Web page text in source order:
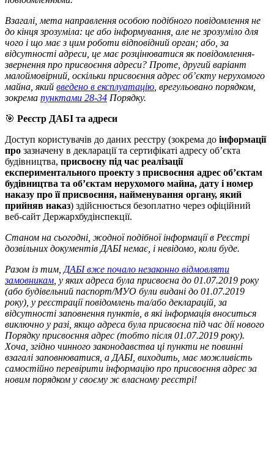
Взагалі, мета направлення особою подібного повідомлення не
до кінця зрозуміла: це або інформування, але не зрозуміло для
чого і що має з цим роботи відповідний орган; або, за
відсутності адреси, це має розцінюватися як повідомлення-
звернення про присвоєння адреси? Проте, другий варіант
малоймовірний, оскільки присвоєння адрес об’єкту нерухомого
майна, який введено в експлуатацію , врегульовано порядком,
зокрема пунктами 28-34 Порядку.
🎯 Реєстр ДАБІ та адреси
Доступ користувачів до даних реєстру (зокрема до інформації
про зазначену в декларації та сертифікаті адресу об’єкта
будівництва, присвоєну під час реалізації
експериментального проекту з присвоєння адрес об’єктам
будівництва та об’єктам нерухомого майна, дату і номер
наказу про її присвоєння, найменування органу, який
прийняв наказ) здійснюється безоплатно через офіційний
веб-сайт Держархбудінспекції.
Станом на сьогодні, жодної подібної інформації в Реєстрі
дозвільних документів ДАБІ немає, і невідомо, коли буде.
Разом із тим, ДАБІ вже почало незаконно відмовляти
замовникам , у яких адреса була присвоєна до 01.07.2019 року
(або будівельний паспорт/МУО були видані до 01.07.2019
року), у реєстрації повідомлень та/або декларацій, за
відсутності заповнення пунктів, в які інформація вноситься
виключно у разі, якщо адреса була присвоєна під час дії нового
Порядку присвоєння адрес (тобто після 01.07.2019 року).
Хоча, згідно чинного законодавства ці пункти не повинні
взагалі заповнюватися, а ДАБІ, виходить, має можливість
самостійно перевірити інформацію про присвоєння адрес за
новим порядком у своєму ж власному реєстрі!